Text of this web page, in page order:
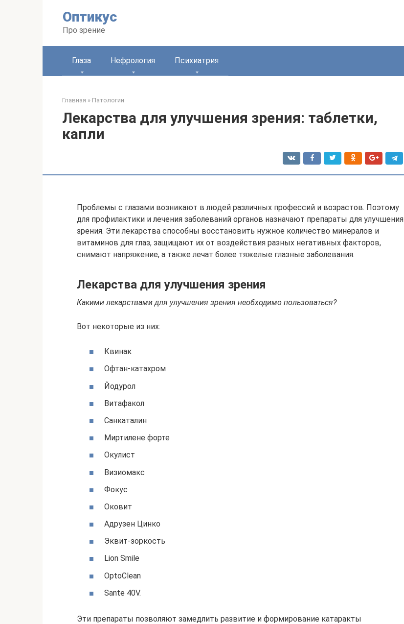
Оптикус
Про зрение
Глаза Нефрология Психиатрия
Главная » Патологии
Лекарства для улучшения зрения: таблетки,
капли
Проблемы с глазами возникают в людей различных профессий и возрастов. Поэтому
для профилактики и лечения заболеваний органов назначают препараты для улучшения
зрения. Эти лекарства способны восстановить нужное количество минералов и
витаминов для глаз, защищают их от воздействия разных негативных факторов,
снимают напряжение, а также лечат более тяжелые глазные заболевания.
Лекарства для улучшения зрения
Какими лекарствами для улучшения зрения необходимо пользоваться?
Вот некоторые из них:
Квинак
Офтан-катахром
Йодурол
Витафакол
Санкаталин
Миртилене форте
Окулист
Визиомакс
Фокус
Оковит
Адрузен Цинко
Эквит-зоркость
Lion Smile
OptoClean
Sante 40V.
Эти препараты позволяют замедлить развитие и формирование катаракты